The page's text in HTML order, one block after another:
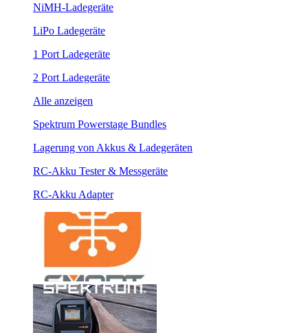
NiMH-Ladegeräte
LiPo Ladegeräte
1 Port Ladegeräte
2 Port Ladegeräte
Alle anzeigen
Spektrum Powerstage Bundles
Lagerung von Akkus & Ladegeräten
RC-Akku Tester & Messgeräte
RC-Akku Adapter